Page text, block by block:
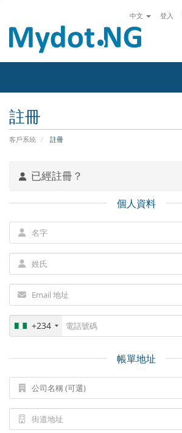
中文 登入
註冊
客戶系統 註冊
已經註冊？
個人資料
+234
帳單地址